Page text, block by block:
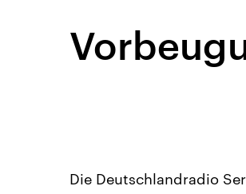
Die Deutschlandradio